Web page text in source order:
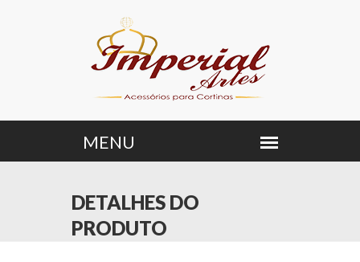
DETALHES DO
PRODUTO